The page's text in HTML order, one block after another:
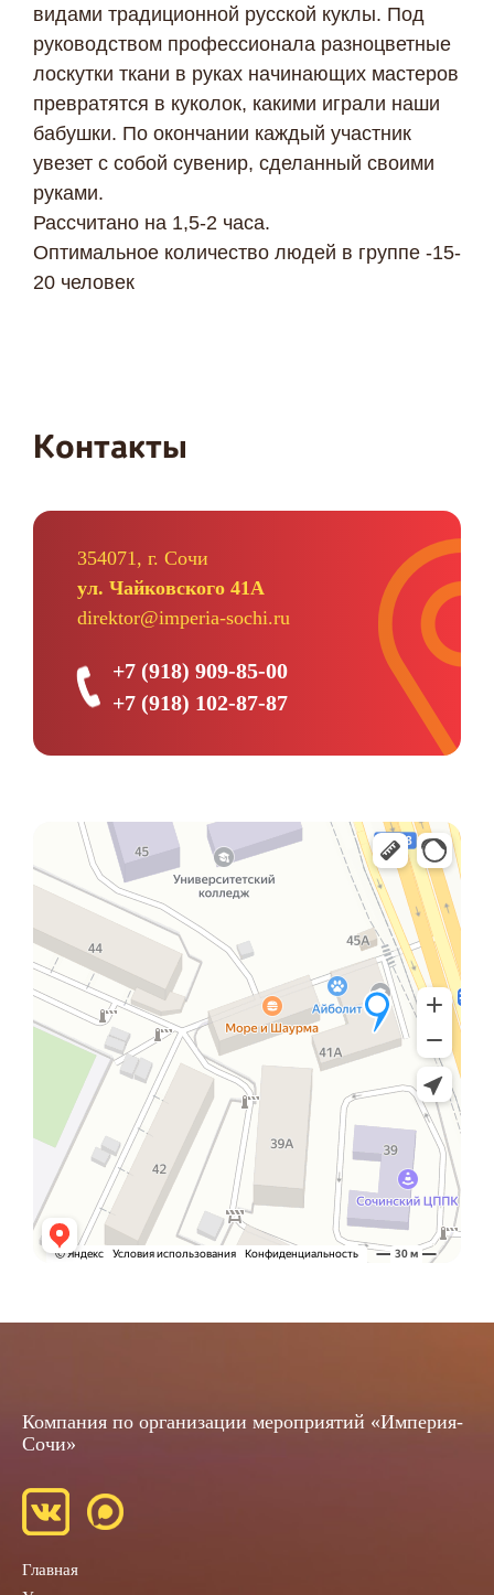
видами традиционной русской куклы. Под
руководством профессионала разноцветные
лоскутки ткани в руках начинающих мастеров
превратятся в куколок, какими играли наши
бабушки. По окончании каждый участник
увезет с собой сувенир, сделанный своими
руками.
Рассчитано на 1,5-2 часа.
Оптимальное количество людей в группе -15-
20 человек
Контакты
354071, г. Сочи
ул. Чайковского 41А
direktor@imperia-sochi.ru
+7 (918) 909-85-00
+7 (918) 102-87-87
Компания по организации мероприятий «Империя-
Сочи»
Главная
данных иСогласию на обработку персональных данных